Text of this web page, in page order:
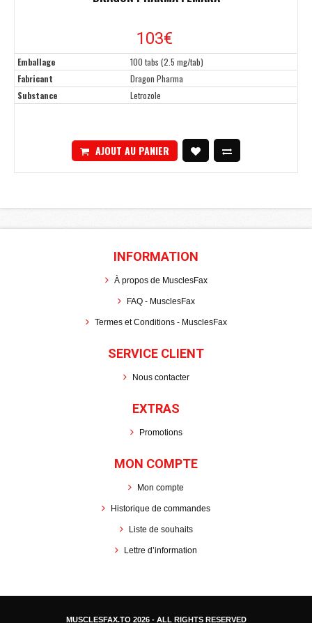
103€
Emballage
100 tabs (2.5 mg/tab)
Fabricant
Dragon Pharma
Substance
Letrozole
AJOUT AU PANIER
INFORMATION
À propos de MusclesFax
FAQ - MusclesFax
Termes et Conditions - MusclesFax
SERVICE CLIENT
Nous contacter
EXTRAS
Promotions
MON COMPTE
Mon compte
Historique de commandes
Liste de souhaits
Lettre d’information
MUSCLESFAX.TO 2026 - ALL RIGHTS RESERVED